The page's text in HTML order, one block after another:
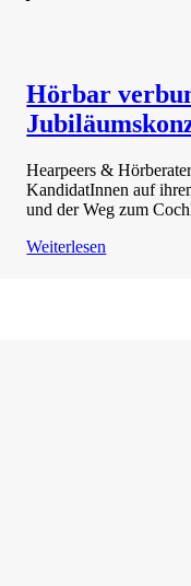
Hörbar
Hearpeers &
KandidatInnen auf
und der Weg zum
Weiterlesen